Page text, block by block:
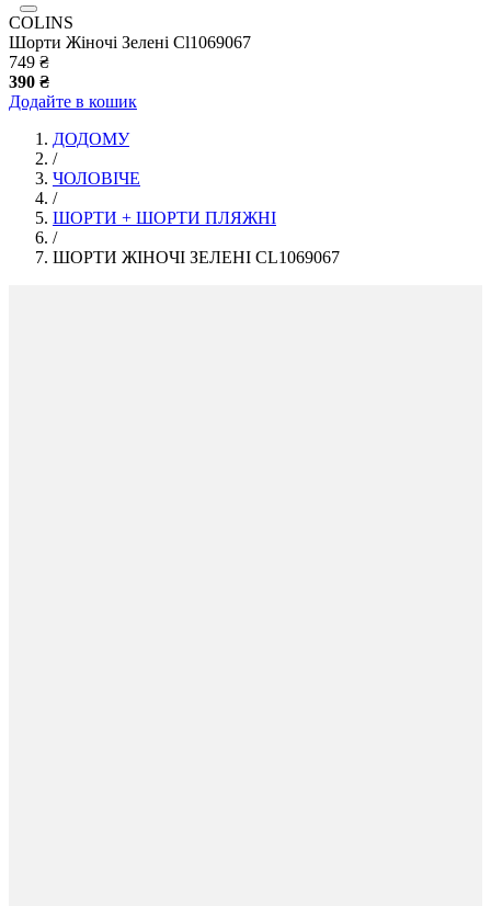
COLINS
Шорти Жіночі Зелені Cl1069067
749 ₴
390 ₴
Додайте в кошик
ДОДОМУ
/
ЧОЛОВІЧЕ
/
ШОРТИ + ШОРТИ ПЛЯЖНІ
/
ШОРТИ ЖІНОЧІ ЗЕЛЕНІ CL1069067